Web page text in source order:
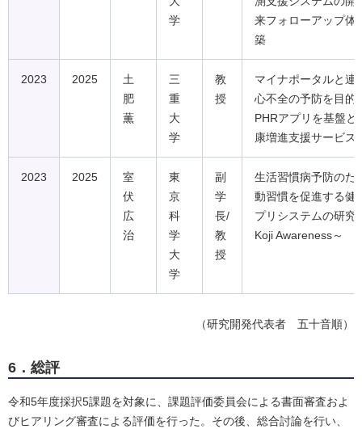
学
来フォローアップ体
築
2023 2025
土
肥
薫
三
重
大
学
教
授
マイナポータルと連
心不全の予防を目的
PHRアプリを基盤と
康増進支援サービス
2023 2025
室
伏
広
治
東
京
科
学
大
学
副
学
長/
教
授
生活習慣病予防のた
動習慣を促進する健
プリシステムの研究
Koji Awareness～
（研究開発代表者 五十音順）
6．総評
令和5年度採択5課題を対象に、課題評価委員会による書面審査およ
びヒアリング審査による評価を行った。その後、総合討論を行い、